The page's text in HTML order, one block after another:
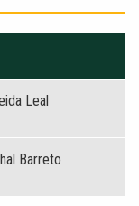
Leal
Barreto